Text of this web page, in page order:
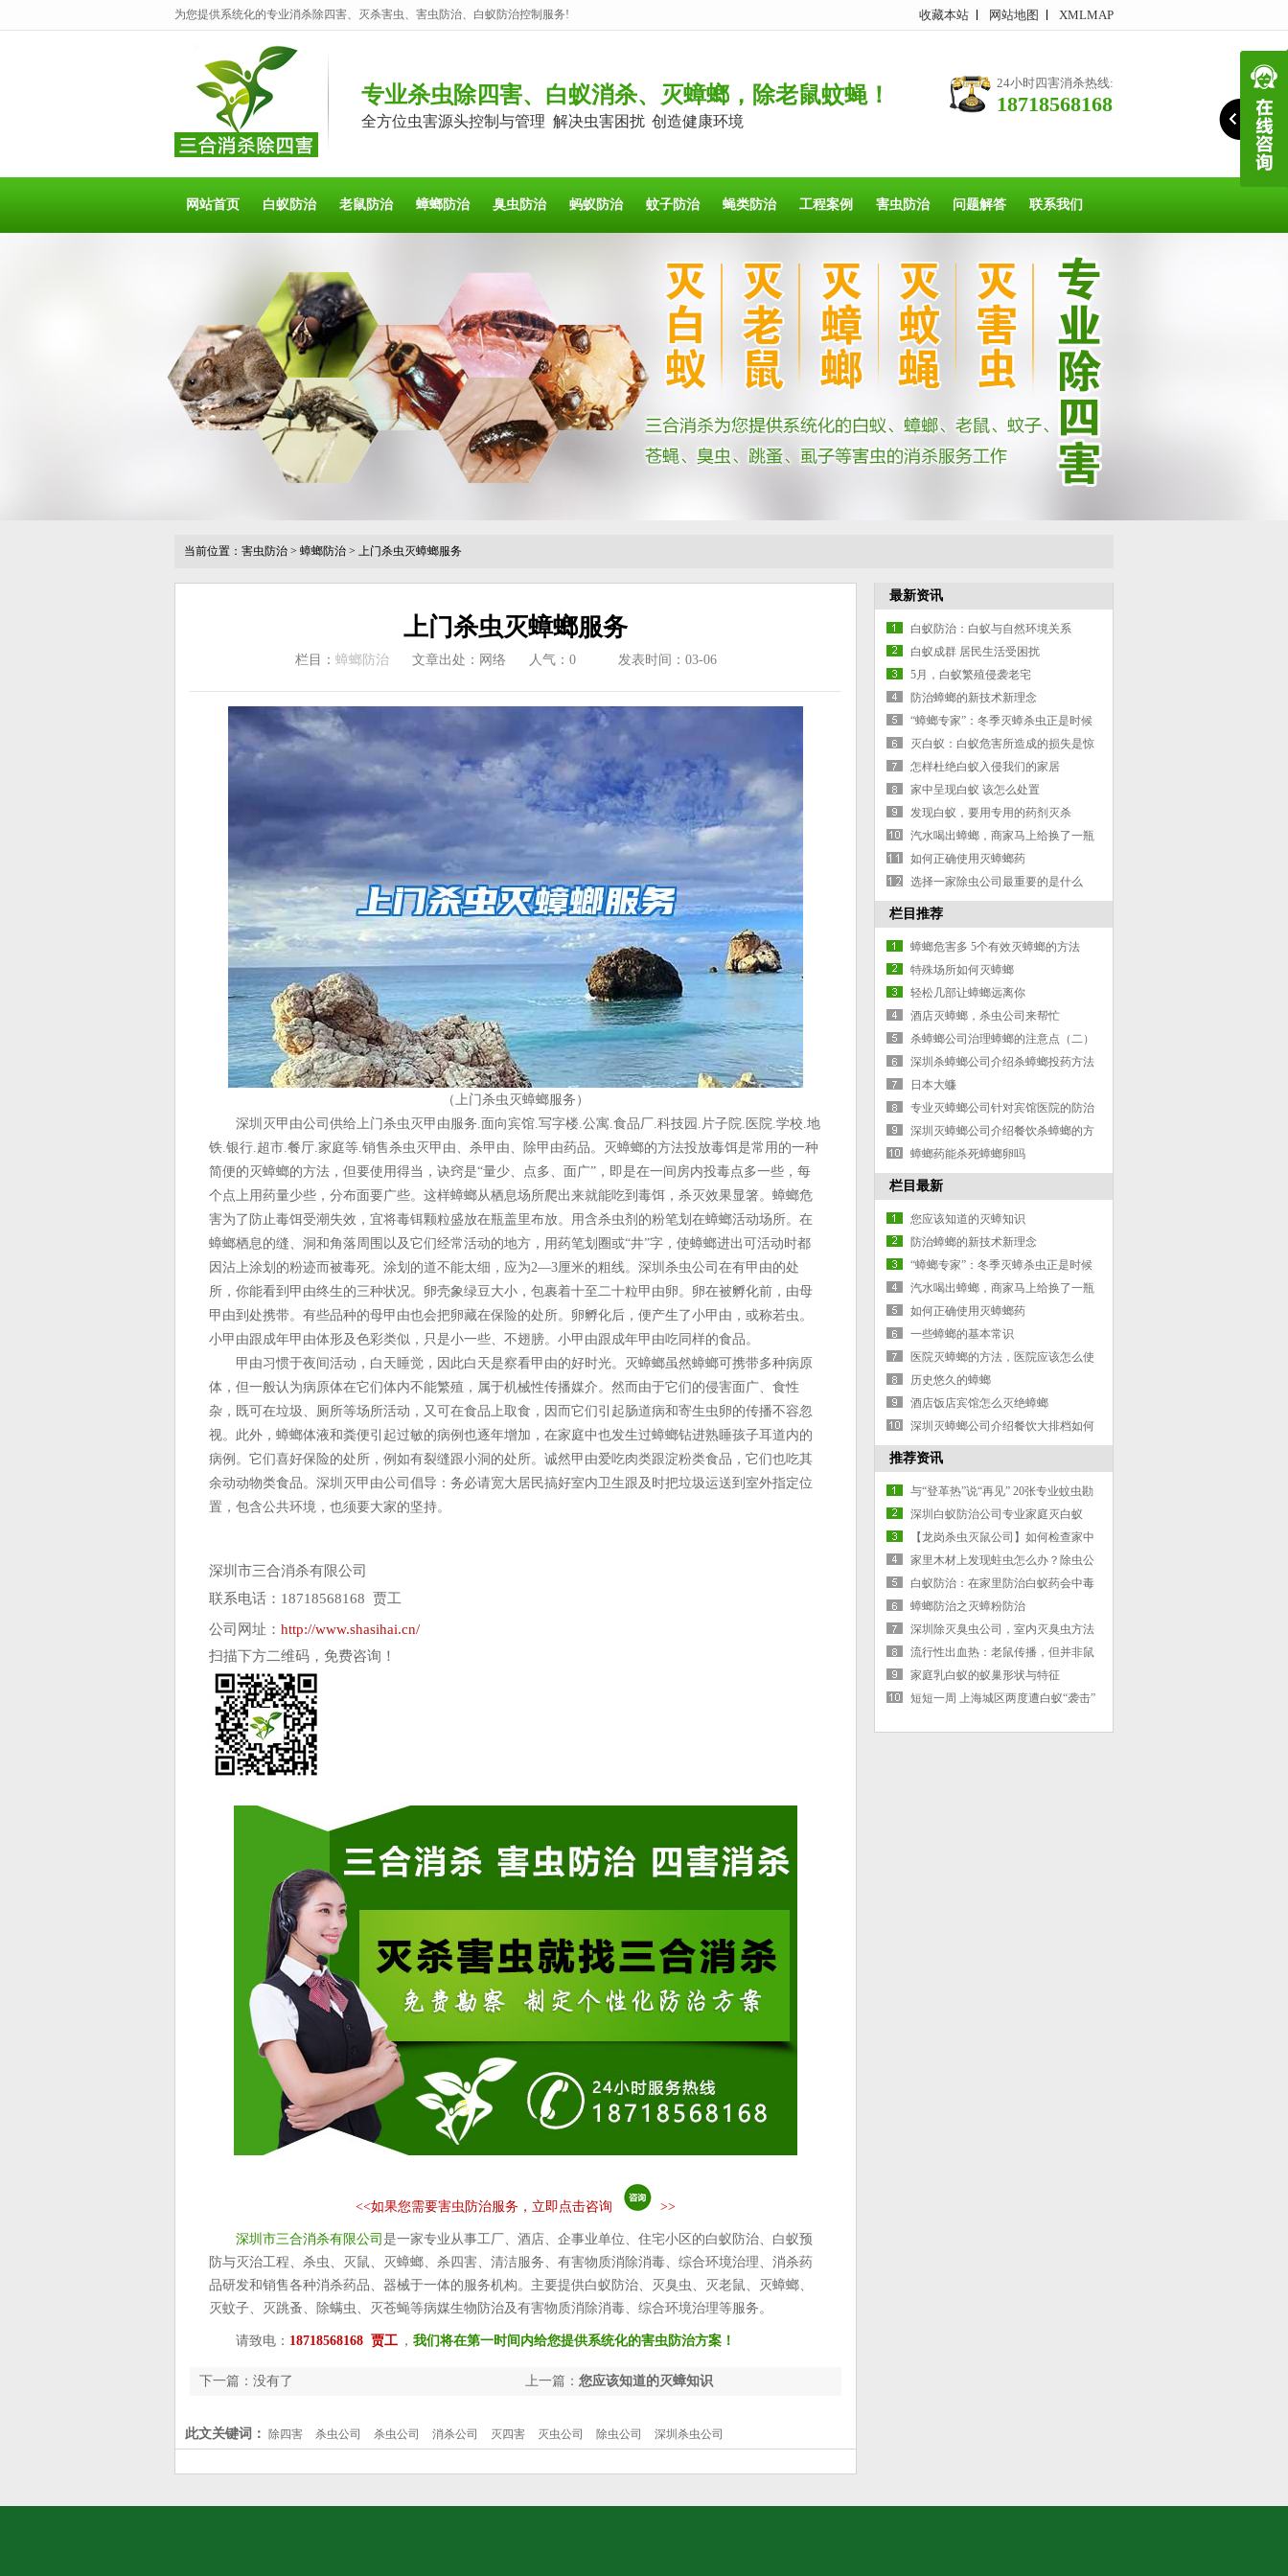
为您提供系统化的专业消杀除四害、灭杀害虫、害虫防治、白蚁防治控制服务! 收藏本站 网站地图 XMLMAP
专业杀虫除四害、白蚁消杀、灭蟑螂，除老鼠蚊蝇！
全方位虫害源头控制与管理 解决虫害困扰 创造健康环境
24小时四害消杀热线:
18718568168
网站首页 白蚁防治 老鼠防治 蟑螂防治 臭虫防治 蚂蚁防治 蚊子防治 蝇类防治 工程案例 害虫防治 问题解答 联系我们
当前位置： 害虫防治 > 蟑螂防治 > 上门杀虫灭蟑螂服务
上门杀虫灭蟑螂服务
栏目： 蟑螂防治 文章出处：网络 人气： 0 发表时间：03-06
（上门杀虫灭蟑螂服务）
深圳灭甲由公司供给上门杀虫灭甲由服务.面向宾馆.写字楼.公寓.食品厂.科技园.片子院.医院.学校.地
铁.银行.超市.餐厅.家庭等.销售杀虫灭甲由、杀甲由、除甲由药品。灭蟑螂的方法投放毒饵是常用的一种
简便的灭蟑螂的方法，但要使用得当，诀窍是“量少、点多、面广”，即是在一间房内投毒点多一些，每
个点上用药量少些，分布面要广些。这样蟑螂从栖息场所爬出来就能吃到毒饵，杀灭效果显箸。蟑螂危
害为了防止毒饵受潮失效，宜将毒铒颗粒盛放在瓶盖里布放。用含杀虫剂的粉笔划在蟑螂活动场所。在
蟑螂栖息的缝、洞和角落周围以及它们经常活动的地方，用药笔划圈或“井”字，使蟑螂进出可活动时都
因沾上涂划的粉迹而被毒死。涂划的道不能太细，应为2—3厘米的粗线。深圳杀虫公司在有甲由的处
所，你能看到甲由终生的三种状况。卵壳象绿豆大小，包裹着十至二十粒甲由卵。卵在被孵化前，由母
甲由到处携带。有些品种的母甲由也会把卵藏在保险的处所。卵孵化后，便产生了小甲由，或称若虫。
小甲由跟成年甲由体形及色彩类似，只是小一些、不翅膀。小甲由跟成年甲由吃同样的食品。
甲由习惯于夜间活动，白天睡觉，因此白天是察看甲由的好时光。灭蟑螂虽然蟑螂可携带多种病原
体，但一般认为病原体在它们体内不能繁殖，属于机械性传播媒介。然而由于它们的侵害面广、食性
杂，既可在垃圾、厕所等场所活动，又可在食品上取食，因而它们引起肠道病和寄生虫卵的传播不容忽
视。此外，蟑螂体液和粪便引起过敏的病例也逐年增加，在家庭中也发生过蟑螂钻进熟睡孩子耳道内的
病例。它们喜好保险的处所，例如有裂缝跟小洞的处所。诚然甲由爱吃肉类跟淀粉类食品，它们也吃其
余动动物类食品。深圳灭甲由公司倡导：务必请宽大居民搞好室内卫生跟及时把垃圾运送到室外指定位
置，包含公共环境，也须要大家的坚持。
深圳市三合消杀有限公司
联系电话：18718568168 贾工
公司网址： http://www.shasihai.cn/
扫描下方二维码，免费咨询！
<<如果您需要害虫防治服务，立即点击咨询 >>
深圳市三合消杀有限公司 是一家专业从事工厂、酒店、企事业单位、住宅小区的白蚁防治、白蚁预
防与灭治工程、杀虫、灭鼠、灭蟑螂、杀四害、清洁服务、有害物质消除消毒、综合环境治理、消杀药
品研发和销售各种消杀药品、器械于一体的服务机构。主要提供白蚁防治、灭臭虫、灭老鼠、灭蟑螂、
灭蚊子、灭跳蚤、除螨虫、灭苍蝇等病媒生物防治及有害物质消除消毒、综合环境治理等服务。
请致电： 18718568168 贾工 ， 我们将在第一时间内给您提供系统化的害虫防治方案！
上一篇： 您应该知道的灭蟑知识
下一篇：没有了
此文关键词： 除四害 杀虫公司 杀虫公司 消杀公司 灭四害 灭虫公司 除虫公司 深圳杀虫公司
最新资讯
白蚁防治：白蚁与自然环境关系
白蚁成群 居民生活受困扰
5月，白蚁繁殖侵袭老宅
防治蟑螂的新技术新理念
“蟑螂专家”：冬季灭蟑杀虫正是时候
灭白蚁：白蚁危害所造成的损失是惊
人的
怎样杜绝白蚁入侵我们的家居
家中呈现白蚁 该怎么处置
发现白蚁，要用专用的药剂灭杀
汽水喝出蟑螂，商家马上给换了一瓶
如何正确使用灭蟑螂药
选择一家除虫公司最重要的是什么
栏目推荐
蟑螂危害多 5个有效灭蟑螂的方法
特殊场所如何灭蟑螂
轻松几部让蟑螂远离你
酒店灭蟑螂，杀虫公司来帮忙
杀蟑螂公司治理蟑螂的注意点（二）
深圳杀蟑螂公司介绍杀蟑螂投药方法
日本大蠊
专业灭蟑螂公司针对宾馆医院的防治
方案
深圳灭蟑螂公司介绍餐饮杀蟑螂的方
法
蟑螂药能杀死蟑螂卵吗
栏目最新
您应该知道的灭蟑知识
防治蟑螂的新技术新理念
“蟑螂专家”：冬季灭蟑杀虫正是时候
汽水喝出蟑螂，商家马上给换了一瓶
如何正确使用灭蟑螂药
一些蟑螂的基本常识
医院灭蟑螂的方法，医院应该怎么使
用蟑螂药？主要点在什么位置？
历史悠久的蟑螂
酒店饭店宾馆怎么灭绝蟑螂
深圳灭蟑螂公司介绍餐饮大排档如何
灭蟑？
推荐资讯
与“登革热”说“再见” 20张专业蚊虫勘
查图告诉你：蚊从何处来？
深圳白蚁防治公司专业家庭灭白蚁
【龙岗杀虫灭鼠公司】如何检查家中
是否有蚁患
家里木材上发现蛀虫怎么办？除虫公
司贡献小妙招
白蚁防治：在家里防治白蚁药会中毒
吗？
蟑螂防治之灭蟑粉防治
深圳除灭臭虫公司，室内灭臭虫方法
以及防虫建议
流行性出血热：老鼠传播，但并非鼠
疫
家庭乳白蚁的蚁巢形状与特征
短短一周 上海城区两度遭白蚁“袭击”